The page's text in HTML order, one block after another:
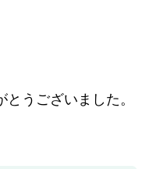
うございました。